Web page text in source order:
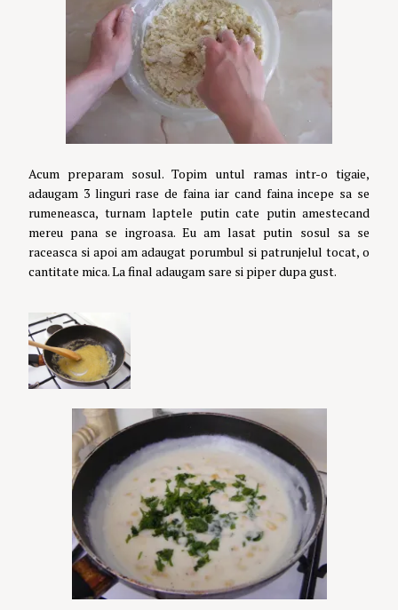
Acum preparam sosul. Topim untul ramas intr-o tigaie,
adaugam 3 linguri rase de faina iar cand faina incepe sa se
rumeneasca, turnam laptele putin cate putin amestecand
mereu pana se ingroasa. Eu am lasat putin sosul sa se
raceasca si apoi am adaugat porumbul si patrunjelul tocat, o
cantitate mica. La final adaugam sare si piper dupa gust.